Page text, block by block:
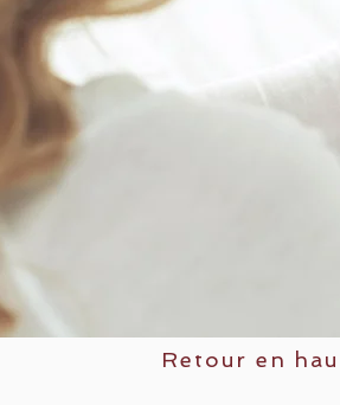
Retour en